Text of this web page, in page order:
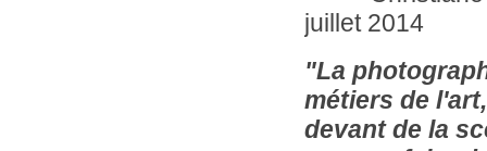
juillet 2014
"La
métiers de
devant de la